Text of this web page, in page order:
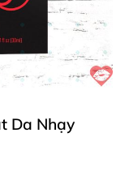
Da Nhạy